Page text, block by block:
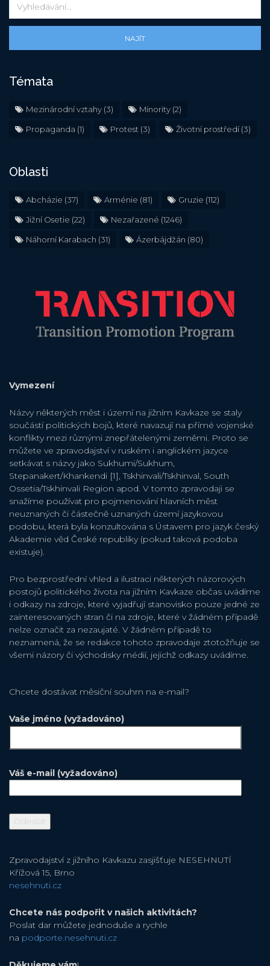
NAJÍT
Témata
Mezinárodní vztahy (3) Minority (2)
Propaganda (1) Protest (3) Životní prostředí(3)
Oblasti
Abcházie (37) Arménie (81) Gruzie (112)
Jižní Osetie (22) Nezařazené (1246)
Náhorní Karabach (31) Ázerbájdžán (80)
Vymezení
Názvy některých měst i území na jižním Kavkaze se staly
součástí politických bojů, které navazují na přímé vojenské
konflikty mezi různými znepřátelenými zeměmi. Proto se
můžete ve zpravodajství v ruském i anglickém jazyce
setkávat s názvy jako Sukhumi/Sukhum,
Stepanakert/Khankendi [1], Tskhinvali/Tskhinval, South
Ossetia/Tskhinvali Region apod. V tomto zpravodaji se
snažíme používat pro pojmenování hlavních měst
neuznaných či částečně uznaných území jazykovou
podobu, která byla konzultována s Ústavem pro jazyk český
Akademie věd České republiky (pokud taková podoba
existuje).
Pro bezprostřední vhled a ilustraci některých názorových
postojů politického života na jižním Kavkaze občas uvádíme
i odkazy na zdroje, které vyjadřují stanovisko pouze jedné ze
zainteresovaných stran či na zdroje, které v žádném případě
nelze označit za nezaujaté. V žádném případě to
neznamená, že se redakce tohoto zpravodaje ztotožňuje se
všemi názory či východisky médií, jejichž odkazy uvádíme.
Chcete dostávat měsiční souhrn na e-mail?
Vaše jméno (vyžadováno)
Váš e-mail (vyžadováno)
Zpravodajství z jižního Kavkazu zasjišťuje NESEHNUTÍ
Křížová 15, Brno
nesehnuti.cz
Chcete nás podpořit v našich aktivitách?
Poslat dar můžete jednoduše a rychle
na podporte.nesehnuti.cz